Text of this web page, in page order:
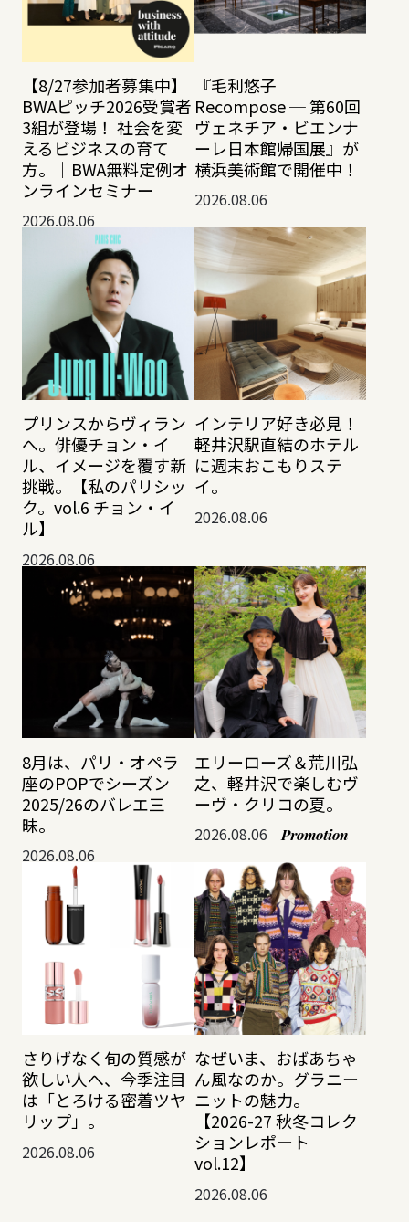
【8/27参加者募集中】
BWAピッチ2026受賞者
3組が登場！ 社会を変
えるビジネスの育て
方。｜BWA無料定例オ
ンラインセミナー
2026.08.06
『毛利悠子
Recompose ─ 第60回
ヴェネチア・ビエンナ
ーレ日本館帰国展』が
横浜美術館で開催中！
2026.08.06
プリンスからヴィラン
へ。俳優チョン・イ
ル、イメージを覆す新
挑戦。【私のパリシッ
ク。vol.6 チョン・イ
ル】
2026.08.06
インテリア好き必見！
軽井沢駅直結のホテル
に週末おこもりステ
イ。
2026.08.06
8月は、パリ・オペラ
座のPOPでシーズン
2025/26のバレエ三
昧。
2026.08.06
エリーローズ＆荒川弘
之、軽井沢で楽しむヴ
ーヴ・クリコの夏。
2026.08.06 Promotion
さりげなく旬の質感が
欲しい人へ、今季注目
は「とろける密着ツヤ
リップ」。
2026.08.06
なぜいま、おばあちゃ
ん風なのか。グラニー
ニットの魅力。
【2026-27 秋冬コレク
ションレポート
vol.12】
2026.08.06